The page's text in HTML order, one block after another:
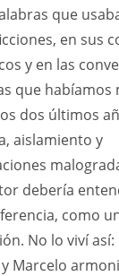
que
en sus
y en las
que habíamos
dos últimos
aislamiento y
debería
como
No lo viví así:
Marcelo